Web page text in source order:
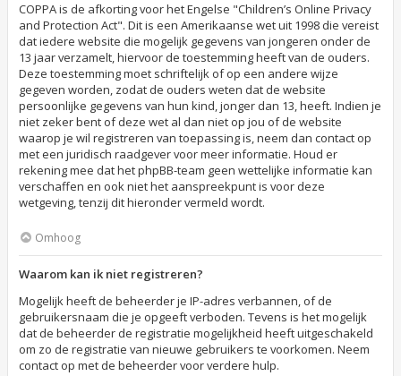
COPPA is de afkorting voor het Engelse "Children’s Online Privacy
and Protection Act". Dit is een Amerikaanse wet uit 1998 die vereist
dat iedere website die mogelijk gegevens van jongeren onder de
13 jaar verzamelt, hiervoor de toestemming heeft van de ouders.
Deze toestemming moet schriftelijk of op een andere wijze
gegeven worden, zodat de ouders weten dat de website
persoonlijke gegevens van hun kind, jonger dan 13, heeft. Indien je
niet zeker bent of deze wet al dan niet op jou of de website
waarop je wil registreren van toepassing is, neem dan contact op
met een juridisch raadgever voor meer informatie. Houd er
rekening mee dat het phpBB-team geen wettelijke informatie kan
verschaffen en ook niet het aanspreekpunt is voor deze
wetgeving, tenzij dit hieronder vermeld wordt.
Omhoog
Waarom kan ik niet registreren?
Mogelijk heeft de beheerder je IP-adres verbannen, of de
gebruikersnaam die je opgeeft verboden. Tevens is het mogelijk
dat de beheerder de registratie mogelijkheid heeft uitgeschakeld
om zo de registratie van nieuwe gebruikers te voorkomen. Neem
contact op met de beheerder voor verdere hulp.